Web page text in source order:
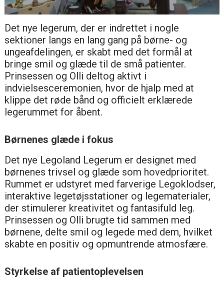
Det nye legerum, der er indrettet i nogle
sektioner langs en lang gang på børne- og
ungeafdelingen, er skabt med det formål at
bringe smil og glæde til de små patienter.
Prinsessen og Olli deltog aktivt i
indvielsesceremonien, hvor de hjalp med at
klippe det røde bånd og officielt erklærede
legerummet for åbent.
Børnenes glæde i fokus
Det nye Legoland Legerum er designet med
børnenes trivsel og glæde som hovedprioritet.
Rummet er udstyret med farverige Legoklodser,
interaktive legetøjsstationer og legematerialer,
der stimulerer kreativitet og fantasifuld leg.
Prinsessen og Olli brugte tid sammen med
børnene, delte smil og legede med dem, hvilket
skabte en positiv og opmuntrende atmosfære.
Styrkelse af patientoplevelsen